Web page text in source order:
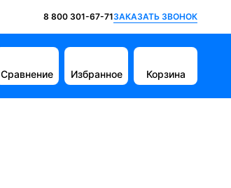
8 800 301-67-71ЗАКАЗАТЬ ЗВОНОК
Сравнение Избранное Корзина